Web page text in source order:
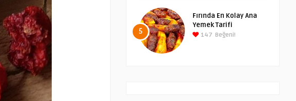
5
Fırında En Kolay Ana
Yemek Tarifi
147 Beğeni!